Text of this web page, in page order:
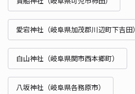
愛宕神社（岐阜県加茂郡川辺町下吉田）
白山神社（岐阜県関市西本郷町）
八坂神社（岐阜県各務原市）